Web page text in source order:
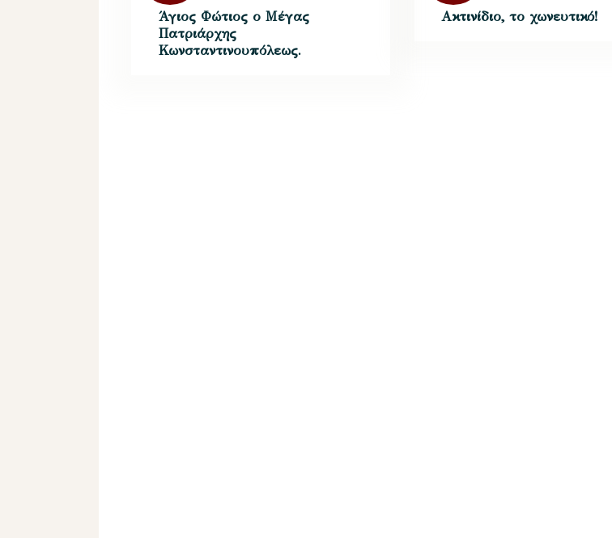
Άγιος Φώτιος ο Μέγας
Πατριάρχης
Κωνσταντινουπόλεως.
Ακτινίδιο, το χωνευτικό!